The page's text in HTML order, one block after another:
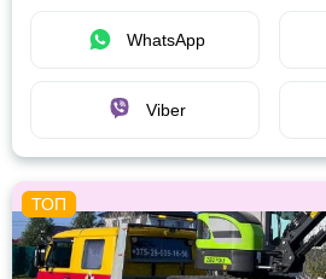
WhatsApp
Viber